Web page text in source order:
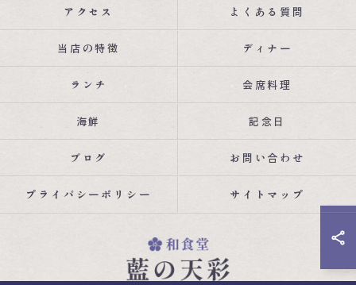
アクセス よくある質問
当店の特徴 ディナー
ランチ 会席料理
海鮮 記念日
ブログ お問い合わせ
プライバシーポリシー サイトマップ